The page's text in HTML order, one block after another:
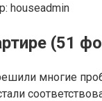
houseadmin
(51
многие